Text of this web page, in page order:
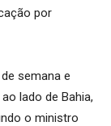
por
semana e
lado de Bahia,
o ministro